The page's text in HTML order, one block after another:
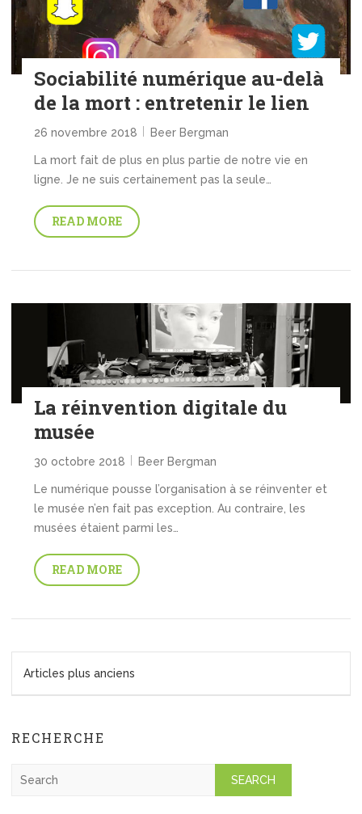
Sociabilité numérique au-delà
de la mort : entretenir le lien
26 novembre 2018 Beer Bergman
La mort fait de plus en plus partie de notre vie en
ligne. Je ne suis certainement pas la seule…
READ MORE
La réinvention digitale du
musée
30 octobre 2018 Beer Bergman
Le numérique pousse l’organisation à se réinventer et
le musée n’en fait pas exception. Au contraire, les
musées étaient parmi les…
READ MORE
N
v
g
Articles plus anciens
RECHERCHE